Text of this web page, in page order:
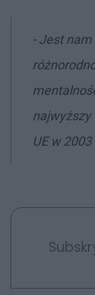
- Jest
najwyższy
UE w